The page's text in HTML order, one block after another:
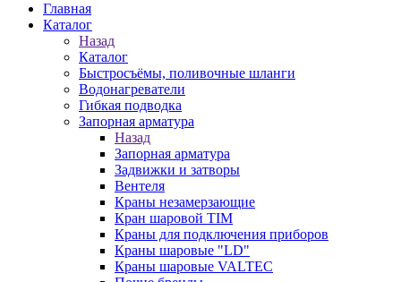
Главная
Каталог
Назад
Каталог
Быстросъёмы, поливочные шланги
Водонагреватели
Гибкая подводка
Запорная арматура
Назад
Запорная арматура
Задвижки и затворы
Вентеля
Краны незамерзающие
Кран шаровой TIM
Краны для подключения приборов
Краны шаровые "LD"
Краны шаровые VALTEC